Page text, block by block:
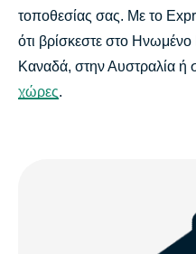
τοποθεσίας σας. Με το
ότι βρίσκεστε στο
Καναδά, στην Αυστραλία ή
χώρες.